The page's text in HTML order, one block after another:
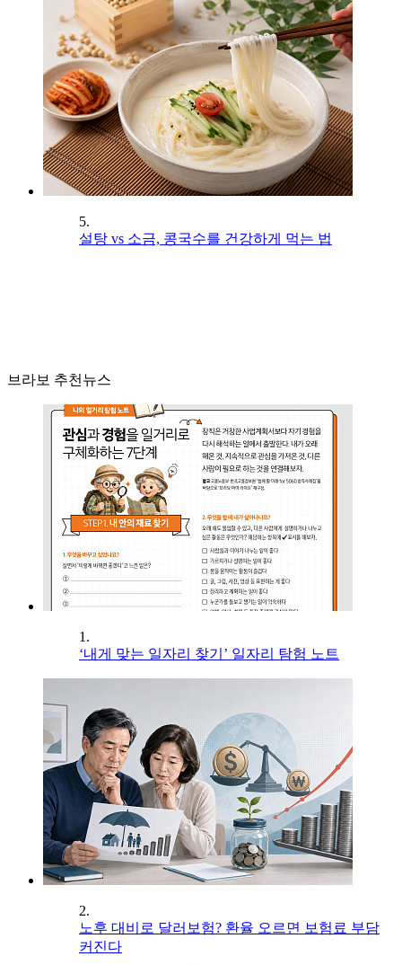
5.
설탕 vs 소금, 콩국수를 건강하게 먹는 법
브라보 추천뉴스
1.
‘내게 맞는 일자리 찾기’ 일자리 탐험 노트
2.
노후 대비로 달러보험? 환율 오르면 보험료 부담
커진다